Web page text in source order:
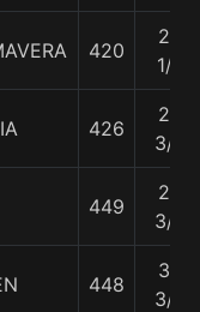
420
23
1/2
426
23
3/4
449
28
3/4
448
34
3/4